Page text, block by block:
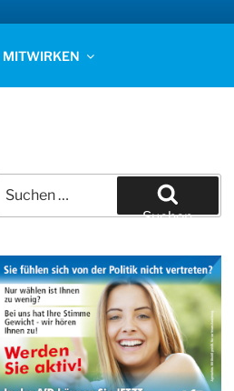
MITWIRKEN
nach:
Suchen